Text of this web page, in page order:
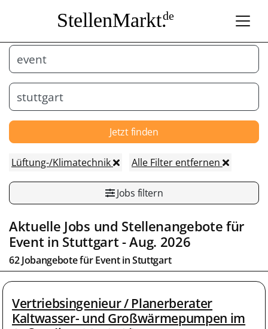
StellenMarkt.de
Jetzt finden
Lüftung-/Klimatechnik Alle Filter entfernen
Jobs filtern
Aktuelle Jobs und Stellenangebote für
Event in Stuttgart- Aug. 2026
62 Jobangebote fürEventinStuttgart
Vertriebsingenieur / Planerberater
Kaltwasser- und Großwärmepumpen im